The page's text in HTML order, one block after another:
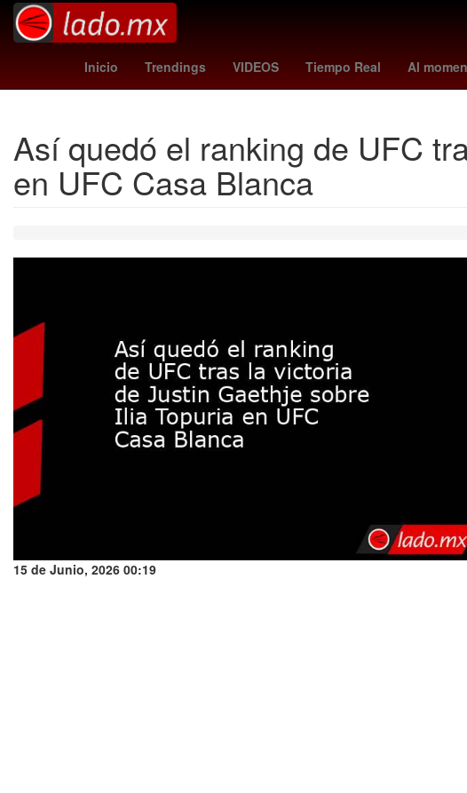
Inicio Trendings VIDEOS Tiempo Real Al
Mundial de Clubes estafa Rosario sienna
Así quedó el ranking de UFC
en UFC Casa Blanca
15 de Junio, 2026 00:19